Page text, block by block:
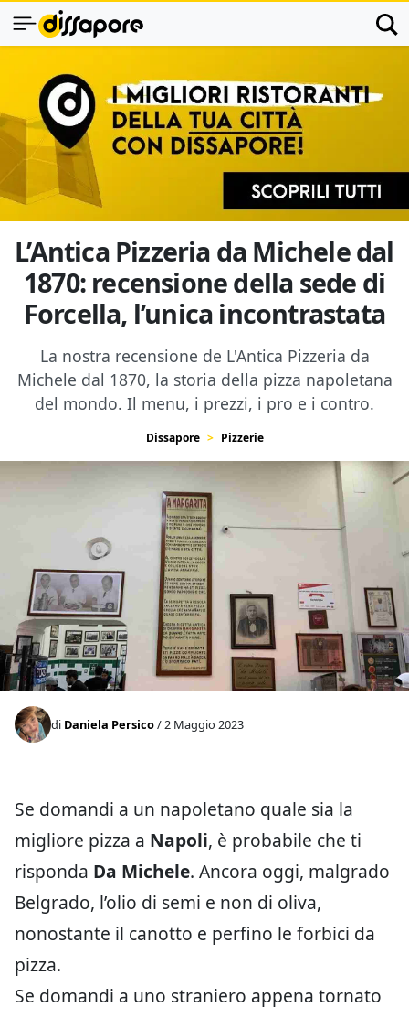
L’Antica Pizzeria da Michele dal
1870: recensione della sede di
Forcella, l’unica incontrastata
La nostra recensione de L'Antica Pizzeria da
Michele dal 1870, la storia della pizza napoletana
del mondo. Il menu, i prezzi, i pro e i contro.
Dissapore Pizzerie
di Daniela Persico/ 2 Maggio 2023
Se domandi a un napoletano quale sia la
migliore pizza a Napoli, è probabile che ti
risponda Da Michele. Ancora oggi, malgrado
Belgrado, l’olio di semi e non di oliva,
nonostante il canotto e perfino le forbici da
pizza.
Se domandi a uno straniero appena tornato